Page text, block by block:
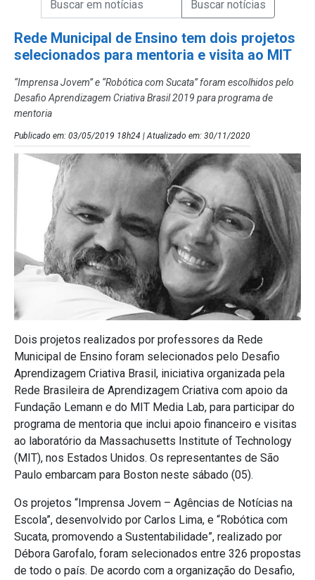
Rede Municipal de Ensino tem dois projetos
selecionados para mentoria e visita ao MIT
“Imprensa Jovem” e “Robótica com Sucata” foram escolhidos pelo
Desafio Aprendizagem Criativa Brasil 2019 para programa de
mentoria
Publicado em: 03/05/2019 18h24 | Atualizado em: 30/11/2020
Dois projetos realizados por professores da Rede
Municipal de Ensino foram selecionados pelo Desafio
Aprendizagem Criativa Brasil, iniciativa organizada pela
Rede Brasileira de Aprendizagem Criativa com apoio da
Fundação Lemann e do MIT Media Lab, para participar do
programa de mentoria que inclui apoio financeiro e visitas
ao laboratório da Massachusetts Institute of Technology
(MIT), nos Estados Unidos. Os representantes de São
Paulo embarcam para Boston neste sábado (05).
Os projetos “Imprensa Jovem – Agências de Notícias na
Escola”, desenvolvido por Carlos Lima, e “Robótica com
Sucata, promovendo a Sustentabilidade”, realizado por
Débora Garofalo, foram selecionados entre 326 propostas
de todo o país. De acordo com a organização do Desafio,